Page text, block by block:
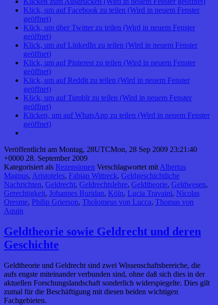
Klick, um auf Facebook zu teilen (Wird in neuem Fenster
geöffnet)
Klick, um über Twitter zu teilen (Wird in neuem Fenster
geöffnet)
Klick, um auf LinkedIn zu teilen (Wird in neuem Fenster
geöffnet)
Klick, um auf Pinterest zu teilen (Wird in neuem Fenster
geöffnet)
Klick, um auf Reddit zu teilen (Wird in neuem Fenster
geöffnet)
Klick, um auf Tumblr zu teilen (Wird in neuem Fenster
geöffnet)
Klicken, um auf WhatsApp zu teilen (Wird in neuem Fenster
geöffnet)
Veröffentlicht am Montag, 28UTCMon, 28 Sep 2009 23:21:40
+0000 28. September 2009
Kategorisiert als Rezensionen Verschlagwortet mit Albertus
Magnus, Aristoteles, Fabian Wittreck, Geldgeschichtliche
Nachrichten, Geldrecht, Geldrechtslehre, Geldtheorie, Geldwesen,
Gerechtigkeit, Johannes Buridan, Köln, Lucia Travaini, Nicolas
Oresme, Philip Grierson, Tholomeus von Lucca, Thomas von
Aquin
Geldtheorie sowie Geldrecht und deren
Geschichte
Geldtheorie und Geldrecht sind zwei Wissenschaftsbereiche, die
aufs engste miteinander verbunden sind, ohne daß sich dies in der
aktuellen Forschungslandschaft sonderlich widerspiegelte. Dies gilt
zumal für die Beschäftigung mit diesen beiden wichtigen
Fachgebieten.